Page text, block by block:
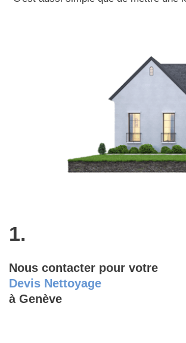
1.
Nous contacter pour votre
Devis Nettoyage
à Genève